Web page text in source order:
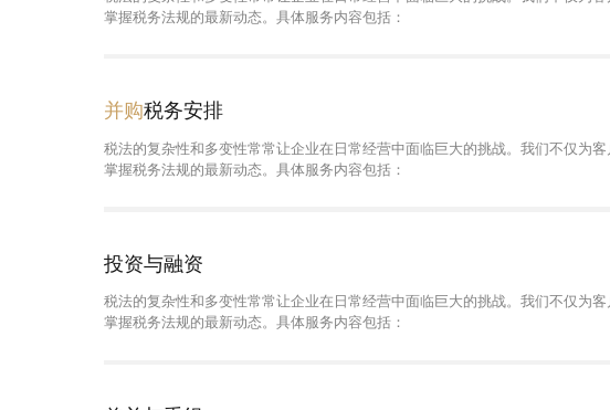
掌握税务法规的最新动态。具体服务内容包括：
并购税务安排
税法的复杂性和多变性常常让企业在日常经营中面临巨大的挑战。我们不仅为
掌握税务法规的最新动态。具体服务内容包括：
投资与融资
税法的复杂性和多变性常常让企业在日常经营中面临巨大的挑战。我们不仅为
掌握税务法规的最新动态。具体服务内容包括：